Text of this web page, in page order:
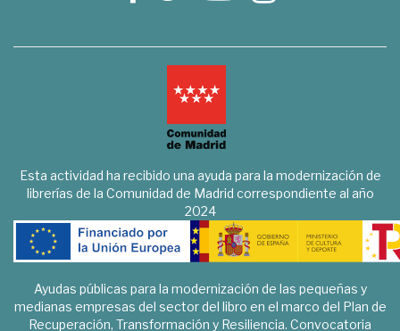
Esta actividad ha recibido una ayuda para la modernización de
librerías de la Comunidad de Madrid correspondiente al año
2024
Ayudas públicas para la modernización de las pequeñas y
medianas empresas del sector del libro en el marco del Plan de
Recuperación, Transformación y Resiliencia. Convocatoria